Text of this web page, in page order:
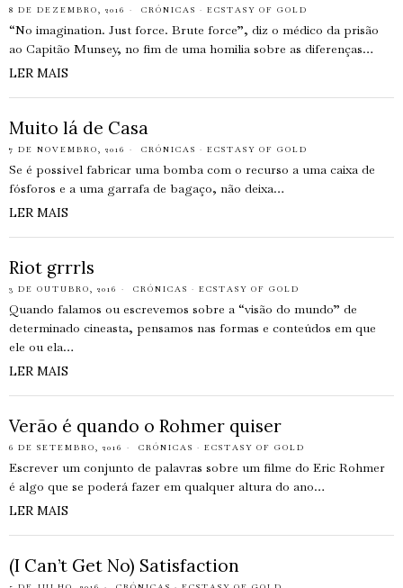
8 DE DEZEMBRO, 2016 CRÓNICAS · ECSTASY OF GOLD
“No imagination. Just force. Brute force”, diz o médico da prisão
ao Capitão Munsey, no fim de uma homilia sobre as diferenças…
LER MAIS
Muito lá de Casa
7 DE NOVEMBRO, 2016 CRÓNICAS · ECSTASY OF GOLD
Se é possível fabricar uma bomba com o recurso a uma caixa de
fósforos e a uma garrafa de bagaço, não deixa…
LER MAIS
Riot grrrls
3 DE OUTUBRO, 2016 CRÓNICAS · ECSTASY OF GOLD
Quando falamos ou escrevemos sobre a “visão do mundo” de
determinado cineasta, pensamos nas formas e conteúdos em que
ele ou ela…
LER MAIS
Verão é quando o Rohmer quiser
6 DE SETEMBRO, 2016 CRÓNICAS · ECSTASY OF GOLD
Escrever um conjunto de palavras sobre um filme do Eric Rohmer
é algo que se poderá fazer em qualquer altura do ano…
LER MAIS
(I Can’t Get No) Satisfaction